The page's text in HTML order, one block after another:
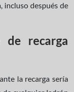
incluso después de
de recarga
la recarga sería